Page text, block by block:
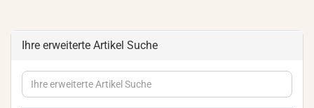
Ihre erweiterte Artikel Suche
Ihre
erweiterte